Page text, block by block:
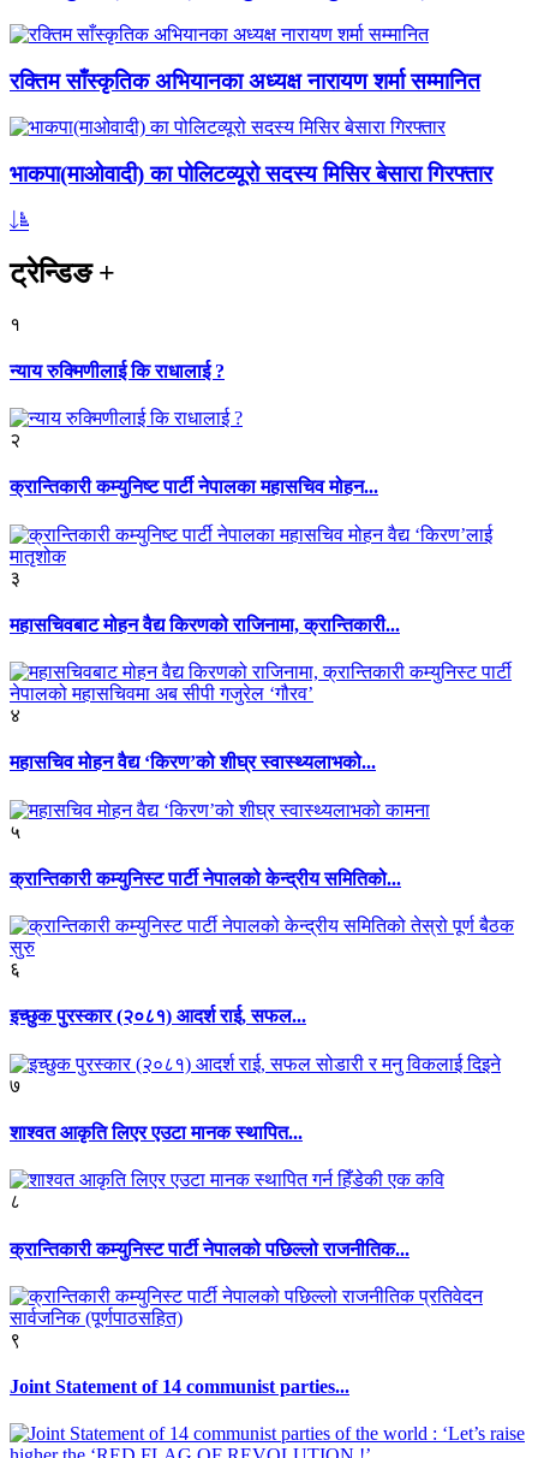
रक्तिम साँस्कृतिक अभियानका अध्यक्ष नारायण शर्मा सम्मानित
भाकपा(माओवादी) का पोलिटव्यूरो सदस्य मिसिर बेसारा गिरफ्तार
ट्रेन्डिङ+
१
न्याय रुक्मिणीलाई कि राधालाई ?
२
क्रान्तिकारी कम्युनिष्ट पार्टी नेपालका महासचिव मोहन...
३
महासचिवबाट मोहन वैद्य किरणको राजिनामा, क्रान्तिकारी...
४
महासचिव मोहन वैद्य ‘किरण’को शीघ्र स्वास्थ्यलाभको...
५
क्रान्तिकारी कम्युनिस्ट पार्टी नेपालको केन्द्रीय समितिको...
६
इच्छुक पुरस्कार (२०८१) आदर्श राई, सफल...
७
शाश्वत आकृति लिएर एउटा मानक स्थापित...
८
क्रान्तिकारी कम्युनिस्ट पार्टी नेपालको पछिल्लो राजनीतिक...
९
Joint Statement of 14 communist parties...